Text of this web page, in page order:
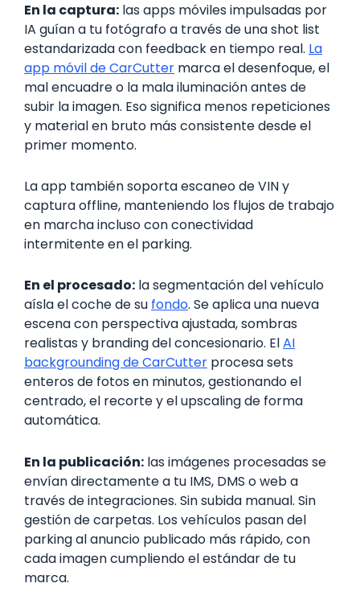
En la captura: las apps móviles impulsadas por
IA guían a tu fotógrafo a través de una shot list
estandarizada con feedback en tiempo real. La
app móvil de CarCutter marca el desenfoque, el
mal encuadre o la mala iluminación antes de
subir la imagen. Eso significa menos repeticiones
y material en bruto más consistente desde el
primer momento.
La app también soporta escaneo de VIN y
captura offline, manteniendo los flujos de trabajo
en marcha incluso con conectividad
intermitente en el parking.
En el procesado: la segmentación del vehículo
aísla el coche de su fondo. Se aplica una nueva
escena con perspectiva ajustada, sombras
realistas y branding del concesionario. ElAI
backgrounding de CarCutter procesa sets
enteros de fotos en minutos, gestionando el
centrado, el recorte y el upscaling de forma
automática.
En la publicación: las imágenes procesadas se
envían directamente a tu IMS, DMS o web a
través de integraciones. Sin subida manual. Sin
gestión de carpetas. Los vehículos pasan del
parking al anuncio publicado más rápido, con
cada imagen cumpliendo el estándar de tu
marca.